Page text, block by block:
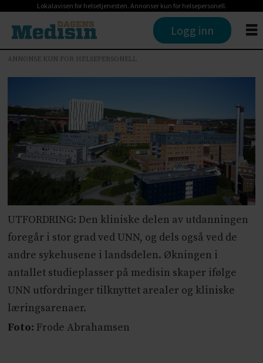
Lokalavisen for helsetjenesten. Annonser kun for helsepersonell.
Logg inn
ANNONSE KUN FOR HELSEPERSONELL
UTFORDRING: Den kliniske delen av utdanningen
foregår i stor grad ved UNN, og dels også ved de
andre sykehusene i landsdelen. Økningen i
antallet studieplasser på medisin skaper ifølge
UNN utfordringer tilknyttet arealer og kliniske
læringsarenaer.
Foto: Frode Abrahamsen